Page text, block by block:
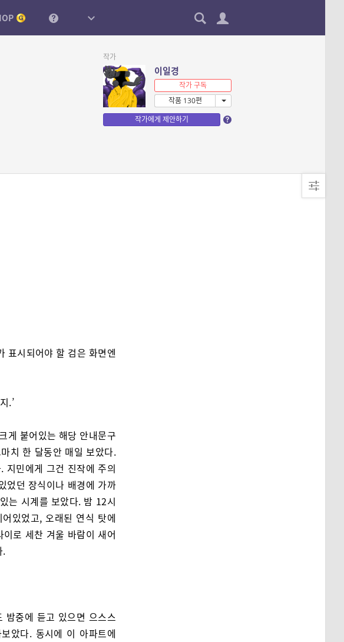
작가
이일경
작가 구독
작품 130편
작가에게 제안하기
표시되어야 할 검은 화면엔
.’
게 붙어있는 해당 안내문구
치 한 달동안 매일 보았다.
지민에게 그건 진작에 주의
었던 장식이나 배경에 가까
는 시계를 보았다. 밤 12시
있었고, 오래된 연식 탓에
로 세찬 겨울 바람이 새어
.
밤중에 듣고 있으면 으스스
았다. 동시에 이 아파트에